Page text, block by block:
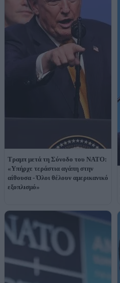
Τραμπ μετά τη Σύνοδο του ΝΑΤΟ:
«Υπήρχε τεράστια αγάπη στην
αίθουσα - Όλοι θέλουν αμερικανικό
εξοπλισμό»